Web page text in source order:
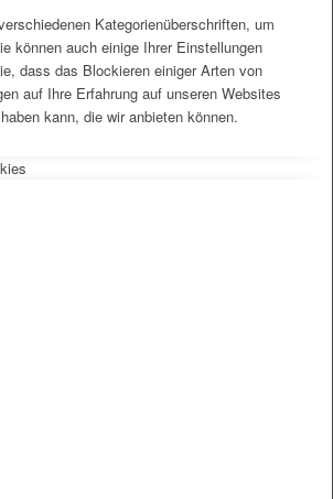
Kategorienüberschriften, um
können auch einige Ihrer Einstellungen
dass das Blockieren einiger Arten von
auf Ihre Erfahrung auf unseren Websites
kann, die wir anbieten können.